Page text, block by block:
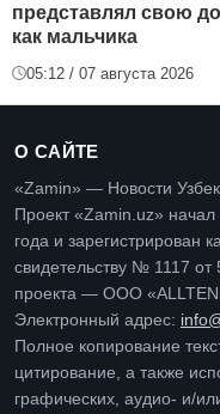
представлял свою
как мальчика
05:12 / 07 августа 2026
О САЙТЕ
«Zamin» — Новости
Проект «Zamin.uz»
года и зарегистрирован
свидетельству № 1117
проекта — ООО
Электронный адрес:
Полное копирование
цитирование, а также
графических, аудио- и/